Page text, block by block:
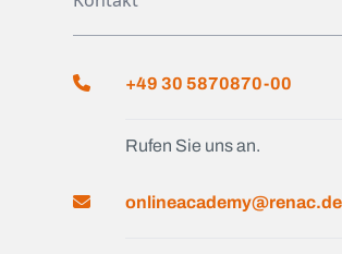
+49 30 5870870-00
Rufen Sie uns an.
onlineacademy@renac.de